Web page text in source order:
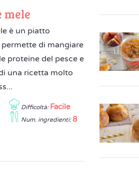
mele
è un piatto
di mangiare
proteine del pesce e
una ricetta molto
Difficoltà: Facile
Num. ingredienti: 8